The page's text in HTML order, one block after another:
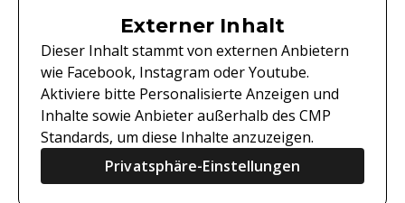
Externer Inhalt
Dieser Inhalt stammt von externen Anbietern
wie Facebook, Instagram oder Youtube.
Aktiviere bitte Personalisierte Anzeigen und
Inhalte sowie Anbieter außerhalb des CMP
Standards, um diese Inhalte anzuzeigen.
Privatsphäre-Einstellungen